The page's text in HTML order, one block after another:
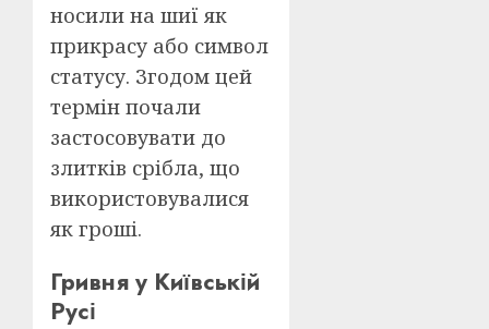
носили на шиї як
прикрасу або символ
статусу. Згодом цей
термін почали
застосовувати до
злитків срібла, що
використовувалися
як гроші.
Гривня у Київській
Русі